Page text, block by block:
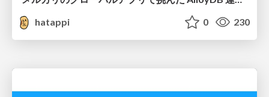
hatappi
0 230